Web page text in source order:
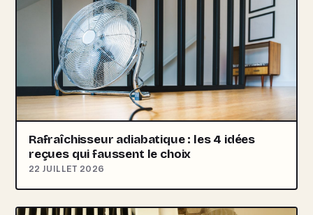
Rafraîchisseur adiabatique : les 4 idées
reçues qui faussent le choix
22 JUILLET 2026